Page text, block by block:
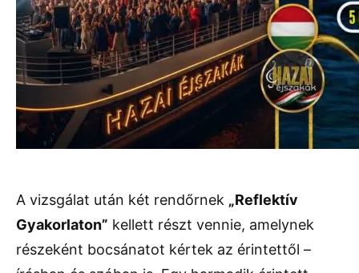
A vizsgálat után két rendőrnek „Reflektív
Gyakorlaton” kellett részt vennie, amelynek
részeként bocsánatot kértek az érintettől –